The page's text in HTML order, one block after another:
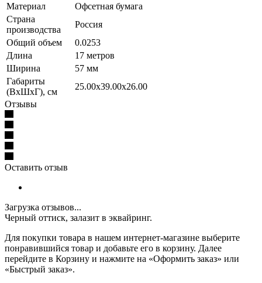
Материал
Офсетная бумага
Страна
производства
Россия
Общий объем
0.0253
Длина
17 метров
Ширина
57 мм
Габариты
(ВхШхГ), см
25.00x39.00x26.00
Отзывы
Оставить отзыв
Загрузка отзывов...
Черный оттиск, залазит в эквайринг.
Для покупки товара в нашем интернет-магазине выберите
понравившийся товар и добавьте его в корзину. Далее
перейдите в Корзину и нажмите на «Оформить заказ» или
«Быстрый заказ».